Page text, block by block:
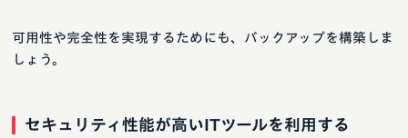
可用性や完全性を実現するためにも、バックアップを構築しま
しょう。
セキュリティ性能が高いITツールを利用する